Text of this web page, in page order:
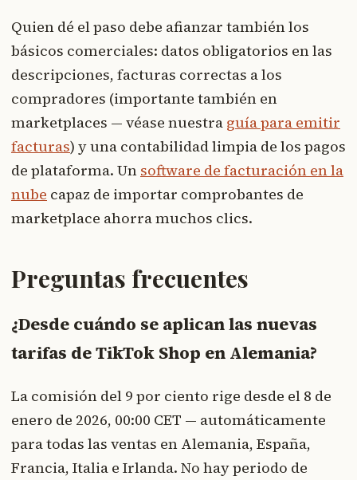
Quien dé el paso debe afianzar también los
básicos comerciales: datos obligatorios en las
descripciones, facturas correctas a los
compradores (importante también en
marketplaces — véase nuestra guía para emitir
facturas) y una contabilidad limpia de los pagos
de plataforma. Un software de facturación en la
nube capaz de importar comprobantes de
marketplace ahorra muchos clics.
Preguntas frecuentes
¿Desde cuándo se aplican las nuevas
tarifas de TikTok Shop en Alemania?
La comisión del 9 por ciento rige desde el 8 de
enero de 2026, 00:00 CET — automáticamente
para todas las ventas en Alemania, España,
Francia, Italia e Irlanda. No hay periodo de